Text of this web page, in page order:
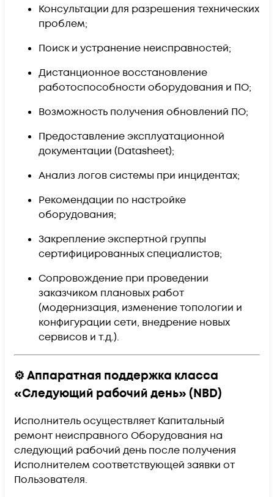
Консультации для разрешения технических
проблем;
Поиск и устранение неисправностей;
Дистанционное восстановление
работоспособности оборудования и ПО;
Возможность получения обновлений ПО;
Предоставление эксплуатационной
документации (Datasheet);
Анализ логов системы при инцидентах;
Рекомендации по настройке
оборудования;
Закрепление экспертной группы
сертифицированных специалистов;
Сопровождение при проведении
заказчиком плановых работ
(модернизация, изменение топологии и
конфигурации сети, внедрение новых
сервисов и т.д.).
⚙️ Аппаратная поддержка класса
«Следующий рабочий день» (NBD)
Исполнитель осуществляет Капитальный
ремонт неисправного Оборудования на
следующий рабочий день после получения
Исполнителем соответствующей заявки от
Пользователя.